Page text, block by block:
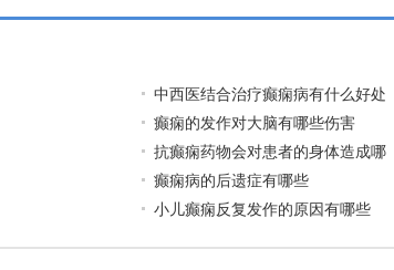
中西医结合治疗癫痫病有什么好处
癫痫的发作对大脑有哪些伤害
抗癫痫药物会对患者的身体造成哪
癫痫病的后遗症有哪些
小儿癫痫反复发作的原因有哪些